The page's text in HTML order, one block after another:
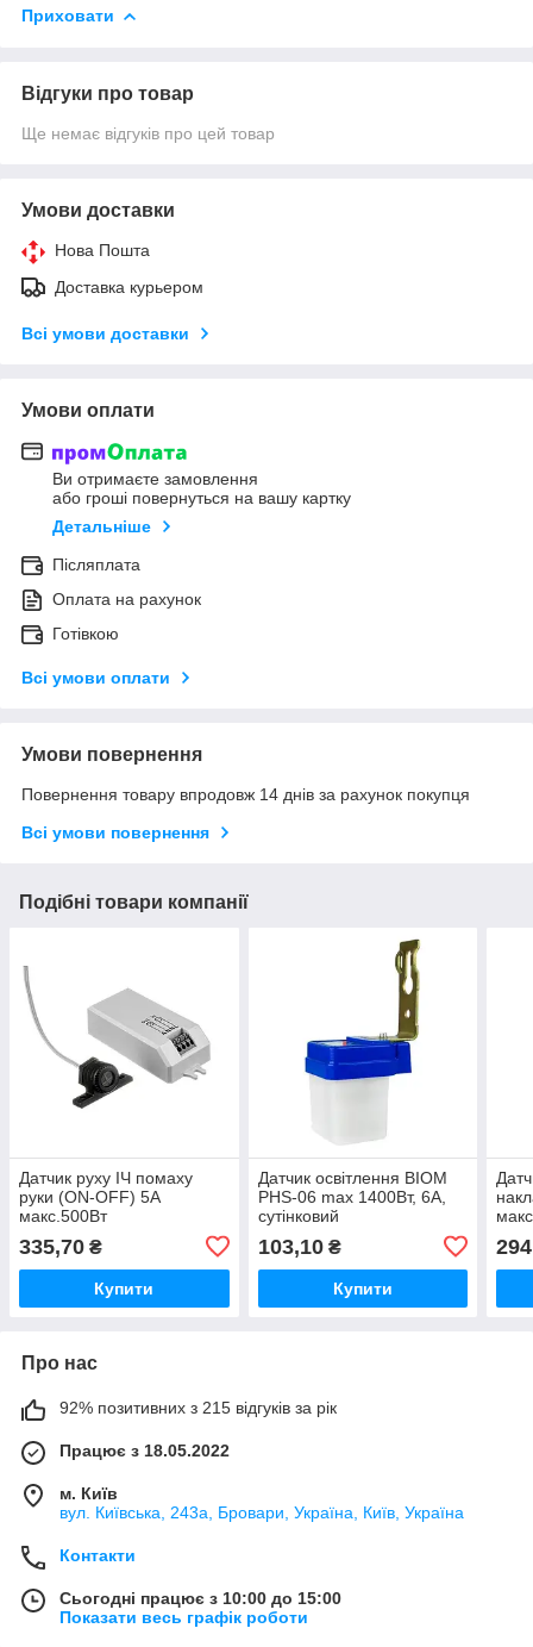
Приховати
Відгуки про товар
Ще немає відгуків про цей товар
Умови доставки
Нова Пошта
Доставка курьером
Всі умови доставки
Умови оплати
Ви отримаєте замовлення
або гроші повернуться на вашу картку
Детальніше
Післяплата
Оплата на рахунок
Готівкою
Всі умови оплати
Умови повернення
Повернення товару впродовж 14 днів за рахунок покупця
Всі умови повернення
Подібні товари компанії
Датчик руху ІЧ помаху
руки (ON-OFF) 5А
макс.500Вт
335,70 ₴
Купити
Датчик освітлення BIOM
PHS-06 max 1400Вт, 6А,
сутінковий
103,10₴
Купити
Про нас
92% позитивних з 215 відгуків за рік
Працює з 18.05.2022
м. Київ
вул. Київська, 243а, Бровари, Україна, Київ, Україна
Контакти
Сьогодні працює з 10:00 до 15:00
Показати весь графік роботи